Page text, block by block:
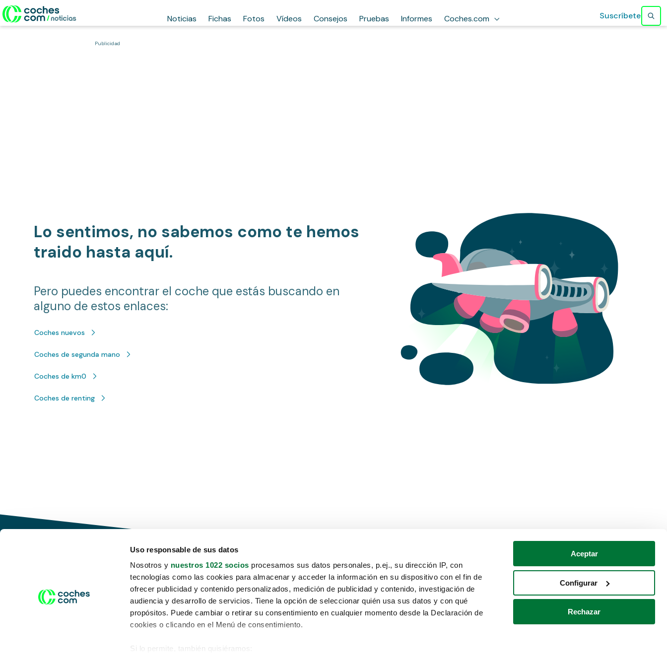
Uso responsable de sus datos
Nosotros y nuestros 1022 socios procesamos sus datos personales, p.ej., su dirección IP, con
tecnologías como las cookies para almacenar y acceder la información en su dispositivo con el fin de
ofrecer publicidad y contenido personalizados, medición de publicidad y contenido, investigación de
audiencia y desarrollo de servicios. Tiene la opción de seleccionar quién usa sus datos y con qué
propósitos. Puede cambiar o retirar su consentimiento en cualquier momento desde la Declaración de
cookies o clicando en el Menú de consentimiento.
Si lo permite, también quisiéramos:
Aceptar
Configurar
Rechazar
Noticias Fichas Fotos Vídeos Consejos Pruebas Informes Coches.com Suscríbete
Publicidad
Lo sentimos, no sabemos como te hemos
traido hasta aquí.
Pero puedes encontrar el coche que estás buscando en
alguno de estos enlaces:
Coches nuevos
Coches de segunda mano
Coches de km0
Coches de renting
Conduce tu futuro,
desata tu movilidad